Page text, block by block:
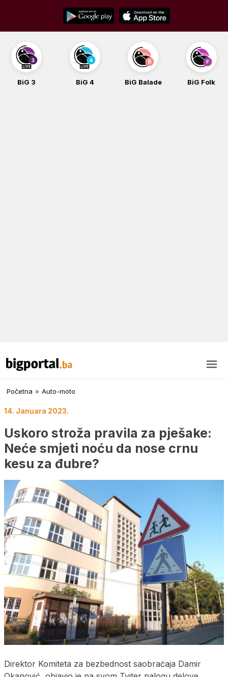
content
BiG 4 BiG Balade BiG Folk BiG iG
Početna » Auto-moto
14. Januara 2023.
Uskoro stroža pravila za pješake:
Neće smjeti noću da nose crnu
kesu za đubre?
Direktor Komiteta za bezbednost saobraćaja Damir